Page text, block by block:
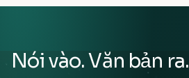
Nói vào. Văn bản ra.